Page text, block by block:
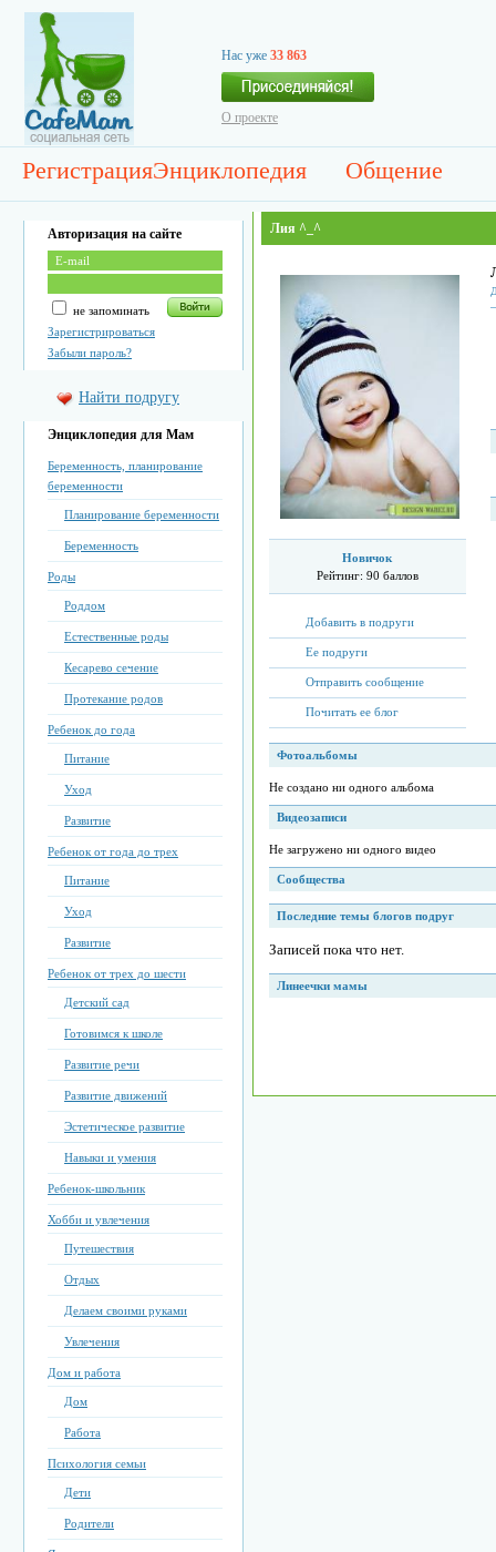
Нас уже 33 863
О проекте
РегистрацияЭнциклопедия Общение
Авторизация на сайте
не запоминать
Зарегистрироваться
Забыли пароль?
Найти подругу
Энциклопедия для Мам
Беременность, планирование
беременности
Планирование беременности
Беременность
Роды
Роддом
Естественные роды
Кесарево сечение
Протекание родов
Ребенок до года
Питание
Уход
Развитие
Ребенок от года до трех
Питание
Уход
Развитие
Ребенок от трех до шести
Детский сад
Готовимся к школе
Развитие речи
Развитие движений
Эстетическое развитие
Навыки и умения
Ребенок-школьник
Хобби и увлечения
Путешествия
Отдых
Делаем своими руками
Увлечения
Дом и работа
Дом
Работа
Психология семьи
Дети
Родители
Лия ^_^
Новичок
Рейтинг: 90 баллов
Добавить в подруги
Ее подруги
Отправить сообщение
Почитать ее блог
Фотоальбомы
Не создано ни одного альбома
Видеозаписи
Не загружено ни одного видео
Сообщества
Последние темы блогов подруг
Записей пока что нет.
Линеечки мамы